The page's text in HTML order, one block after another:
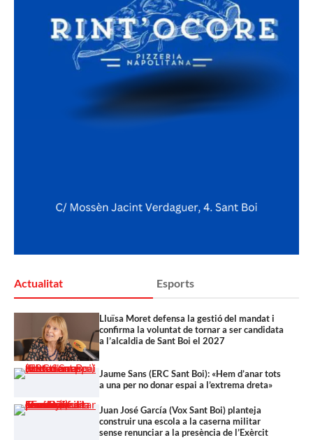
Actualitat Esports
Lluïsa Moret defensa la gestió del mandat i
confirma la voluntat de tornar a ser candidata
a l’alcaldia de Sant Boi el 2027
Jaume Sans (ERC Sant Boi): «Hem d’anar tots
a una per no donar espai a l’extrema dreta»
Juan José García (Vox Sant Boi) planteja
construir una escola a la caserna militar
sense renunciar a la presència de l’Exèrcit